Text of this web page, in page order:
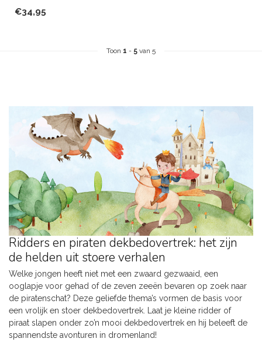
€34,95
Toon 1 - 5 van 5
Ridders en piraten dekbedovertrek: het zijn
de helden uit stoere verhalen
Welke jongen heeft niet met een zwaard gezwaaid, een
ooglapje voor gehad of de zeven zeeën bevaren op zoek naar
de piratenschat? Deze geliefde thema’s vormen de basis voor
een vrolijk en stoer dekbedovertrek. Laat je kleine ridder of
piraat slapen onder zo’n mooi dekbedovertrek en hij beleeft de
spannendste avonturen in dromenland!